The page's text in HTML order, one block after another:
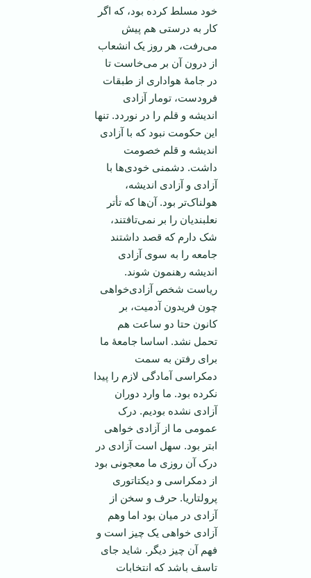
خود مسلط کرده بود، که اگر
کار به درستی هم پیش
می‌رفت، هر روز یک انشعاب
از درون آن بر می‌خاست تا
در جامۀ هواداری از طبقات
فرودست، تومار آزادی
اندیشه و قلم را در نوردد. تنها
این حکومت نبود که با آزادی
اندیشه و قلم خصومت
داشت. دشمنی خودی‌ها با
آزادی و آزادی اندیشه،
هولناک‌تر بود. آن‌ها که تأ‌تر
نعلبندیان را بر نمی‌تافتند،
شک دارم که قصد داشتند
جامعه را به سوی آزادی
اندیشه رهنمون شوند.
ریاست شخص آزادی‌خواهی
چون فریدون آدمیت، بر
کانون حتا دو ساعت هم
تحمل نشد. اساسا جامعۀ ما
برای رفتن به سمت
دمکراسی آمادگی لازم را پیدا
نکرده بود. ما وارد دوران
آزادی نشده بودیم. درک
عمومی ما از آزادی خواهی
ابتر بود. سهل است آزادی در
درک آن روزی ما معجونی بود
از دمکراسی و دیکتاتوری
پرولتاریا. حرف و سخن از
آزادی در میان بود اما وهم
آزادی خواهی یک چیز است و
فهم آن چیز دیگر. شاید جای
تاسف باشد که انتخابات